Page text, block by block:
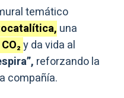
temático
una
y da vida al
reforzando la
compañía.